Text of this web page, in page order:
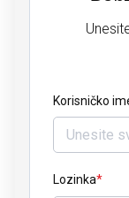
Korisničko
Lozinka